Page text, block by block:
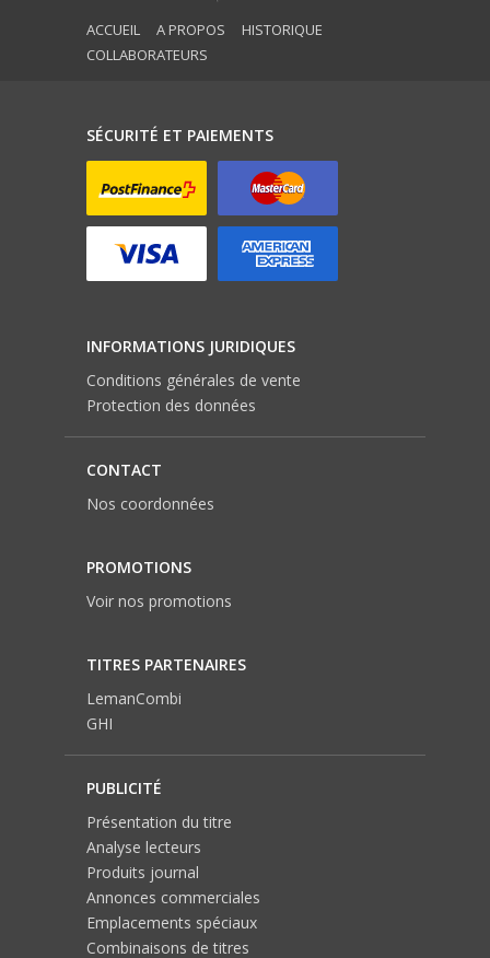
ACCUEIL A PROPOS
HISTORIQUE
COLLABORATEURS
SÉCURITÉ ET PAIEMENTS
INFORMATIONS JURIDIQUES
Conditions générales de vente
Protection des données
CONTACT
Nos coordonnées
PROMOTIONS
Voir nos promotions
TITRES PARTENAIRES
LemanCombi
GHI
PUBLICITÉ
Présentation du titre
Analyse lecteurs
Produits journal
Annonces commerciales
Emplacements spéciaux
Combinaisons de titres